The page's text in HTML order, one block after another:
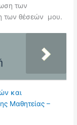
των
των θέσεών μου.
και
Μαθητείας –